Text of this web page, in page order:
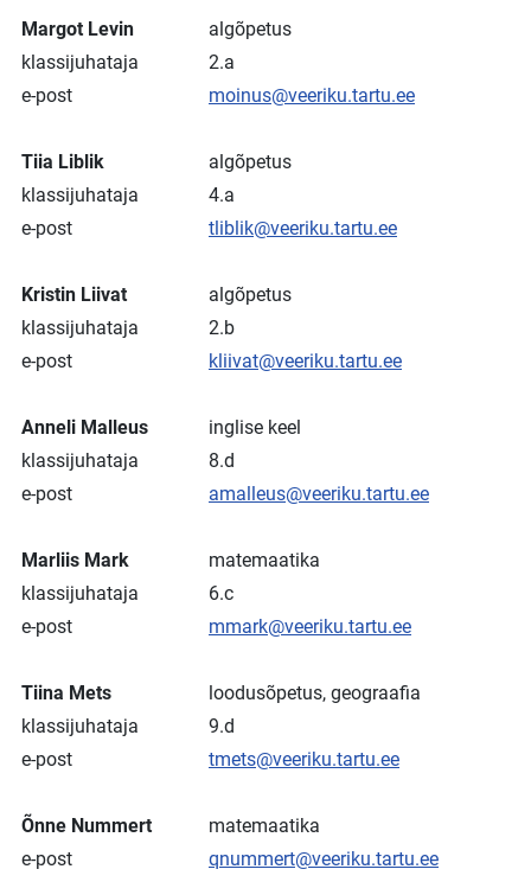
Margot Levin
algõpetus
klassijuhataja
2.a
e-post
moinus@veeriku.tartu.ee
Tiia Liblik
algõpetus
klassijuhataja
4.a
e-post
tliblik@veeriku.tartu.ee
Kristin Liivat
algõpetus
klassijuhataja
2.b
e-post
kliivat@veeriku.tartu.ee
Anneli Malleus
inglise keel
klassijuhataja
8.d
e-post
amalleus@veeriku.tartu.ee
Marliis Mark
matemaatika
klassijuhataja
6.c
e-post
mmark@veeriku.tartu.ee
Tiina Mets
loodusõpetus, geograafia
klassijuhataja
9.d
e-post
tmets@veeriku.tartu.ee
Õnne Nummert
matemaatika
e-post
qnummert@veeriku.tartu.ee